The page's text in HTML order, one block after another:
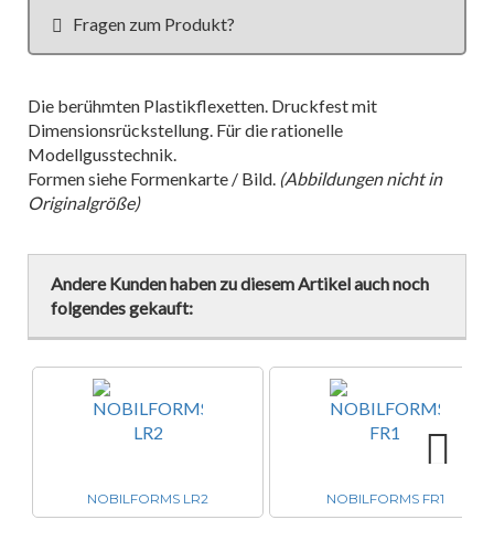
Fragen zum Produkt?
Die berühmten Plastikflexetten. Druckfest mit
Dimensionsrückstellung. Für die rationelle
Modellgusstechnik.
Formen siehe Formenkarte / Bild. (Abbildungen nicht in
Originalgröße)
Andere Kunden haben zu diesem Artikel auch noch
folgendes gekauft:
NOBILFORMS LR2 NOBILFORMS FR1
Next